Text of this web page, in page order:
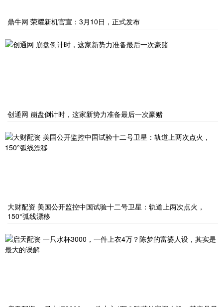
鼎牛网 荣耀新机官宣：3月10日，正式发布
创通网 崩盘倒计时，这家新势力准备最后一次豪赌
大财配资 美国公开监控中国试验十二号卫星：轨道上两次点火，
150°弧线漂移